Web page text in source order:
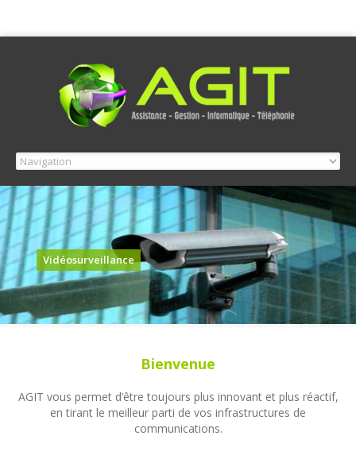
Vidéosurveillance
Bienvenue
AGIT vous permet d’être toujours plus innovant et plus réactif,
en tirant le meilleur parti de vos infrastructures de
communications.